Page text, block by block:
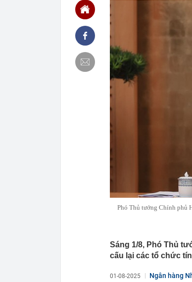
5
4
Phó Thủ tướng Chính phủ
Sáng 1/8, Phó Thủ
cấu lại các tổ chức
01-08-2025 Ngân hàng